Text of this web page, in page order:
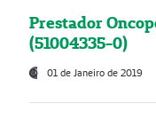
Prestador
(51004335-0)
01 de Janeiro de 2019